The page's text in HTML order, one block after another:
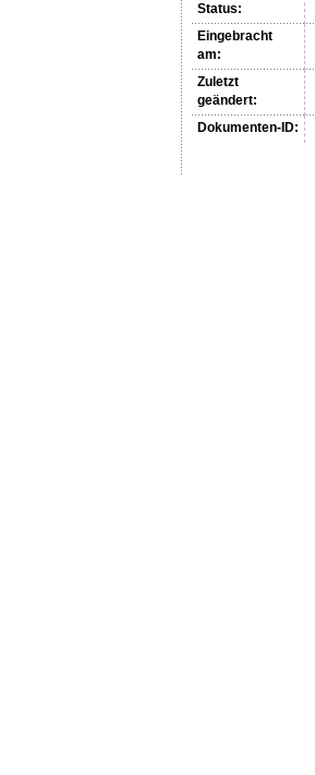
Status:
Eingebracht
am:
Zuletzt
geändert:
Dokumenten-ID: